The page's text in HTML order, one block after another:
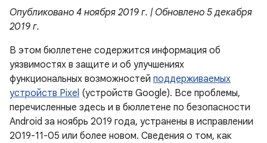
Опубликовано 4 ноября 2019 г. | Обновлено 5 декабря
2019 г.
В этом бюллетене содержится информация об
уязвимостях в защите и об улучшениях
функциональных возможностей поддерживаемых
устройств Pixel (устройств Google). Все проблемы,
перечисленные здесь и в бюллетене по безопасности
Android за ноябрь 2019 года, устранены в исправлении
2019-11-05 или более новом. Сведения о том, как